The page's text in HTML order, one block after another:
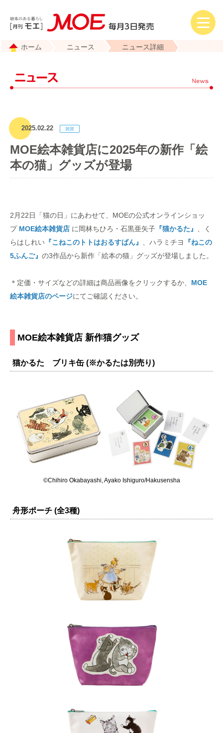
ホーム ニュース ニュース詳細
2025.02.22
MOE絵本雑貨店に2025年の新作「絵
本の猫」グッズが登場
2月22日「猫の日」にあわせて、MOEの公式オンラインショッ
プ MOE絵本雑貨店 に岡林ちひろ・石黒亜矢子 『猫かるた』 、く
らはしれい 『こねこのトトはおるすばん』 、ハラミチヨ
『ねこの
5ふんご』 の3作品から新作「絵本の猫」グッズが登場しました。
＊定価・サイズなどの詳細は商品画像をクリックするか、 MOE
絵本雑貨店のページにてご確認ください。
MOE絵本雑貨店 新作猫グッズ
猫かるた ブリキ缶 (※かるたは別売り)
©Chihiro Okabayashi, Ayako Ishiguro/Hakusensha
舟形ポーチ (全3種)